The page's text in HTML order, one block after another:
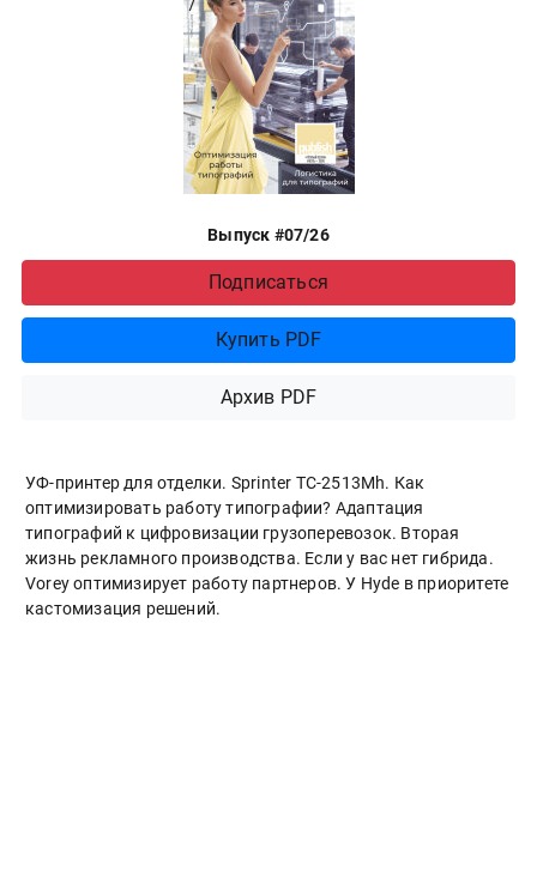
Выпуск #07/26
Подписаться
Купить PDF
Архив PDF
УФ-принтер для отделки. Sprinter ТС-2513Mh. Как
оптимизировать работу типографии? Адаптация
типографий к цифровизации грузоперевозок. Вторая
жизнь рекламного производства. Если у вас нет гибрида.
Vorey оптимизирует работу партнеров. У Hyde в приоритете
кастомизация решений.